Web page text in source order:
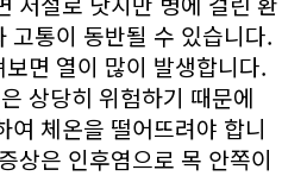
고통이 동반될 수 있습니다.
면 열이 많이 발생합니다.
상당히 위험하기 때문에
여 체온을 떨어뜨려야 합니
상은 인후염으로 목 안쪽이